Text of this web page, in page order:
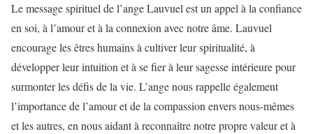
Le message spirituel de l’ange Lauvuel est un appel à la confiance
en soi, à l’amour et à la connexion avec notre âme. Lauvuel
encourage les êtres humains à cultiver leur spiritualité, à
développer leur intuition et à se fier à leur sagesse intérieure pour
surmonter les défis de la vie. L’ange nous rappelle également
l’importance de l’amour et de la compassion envers nous-mêmes
et les autres, en nous aidant à reconnaître notre propre valeur et à